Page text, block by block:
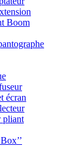
Boom
écran
pliant